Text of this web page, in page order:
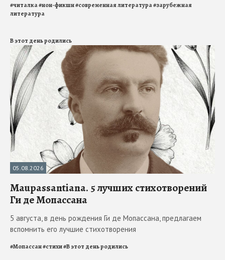
#читалка#нон-фикшн#современная литература#зарубежная
литература
В этот день родились
05.08.2026
Maupassantiana. 5 лучших стихотворений
Ги де Мопассана
5 августа, в день рождения Ги де Мопассана, предлагаем
вспомнить его лучшие стихотворения
#Мопассан#стихи#В этот день родились